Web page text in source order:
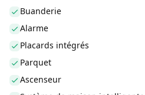
Buanderie
Alarme
Placards intégrés
Parquet
Ascenseur